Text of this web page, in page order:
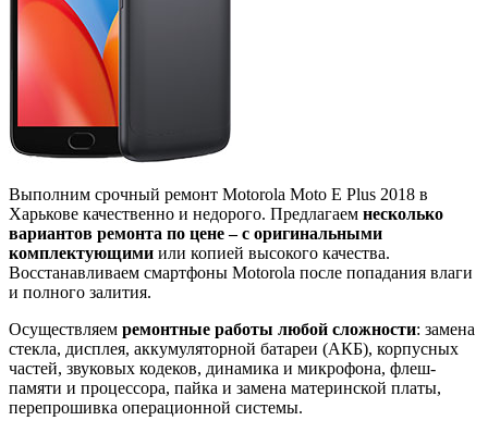
Выполним срочный ремонт Motorola Moto E Plus 2018 в
Харькове качественно и недорого. Предлагаем несколько
вариантов ремонта по цене – с оригинальными
комплектующими или копией высокого качества.
Восстанавливаем смартфоны Motorola после попадания влаги
и полного залития.
Осуществляем ремонтные работы любой сложности: замена
стекла, дисплея, аккумуляторной батареи (АКБ), корпусных
частей, звуковых кодеков, динамика и микрофона, флеш-
памяти и процессора, пайка и замена материнской платы,
перепрошивка операционной системы.